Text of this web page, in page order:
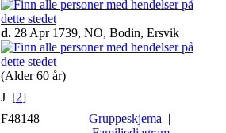
d. 28 Apr 1739, NO, Bodin, Ersvik
(Alder 60 år)
J [2]
F48148 Gruppeskjema |